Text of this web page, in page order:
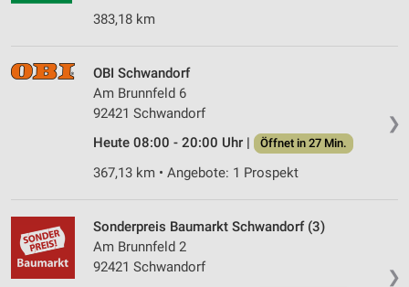
383,18 km
❯
OBI Schwandorf
Am Brunnfeld 6
92421 Schwandorf
Heute 08:00 - 20:00 Uhr |
Öffnet in 27 Min.
367,13 km • Angebote: 1 Prospekt
❯
Sonderpreis Baumarkt Schwandorf (3)
Am Brunnfeld 2
92421 Schwandorf